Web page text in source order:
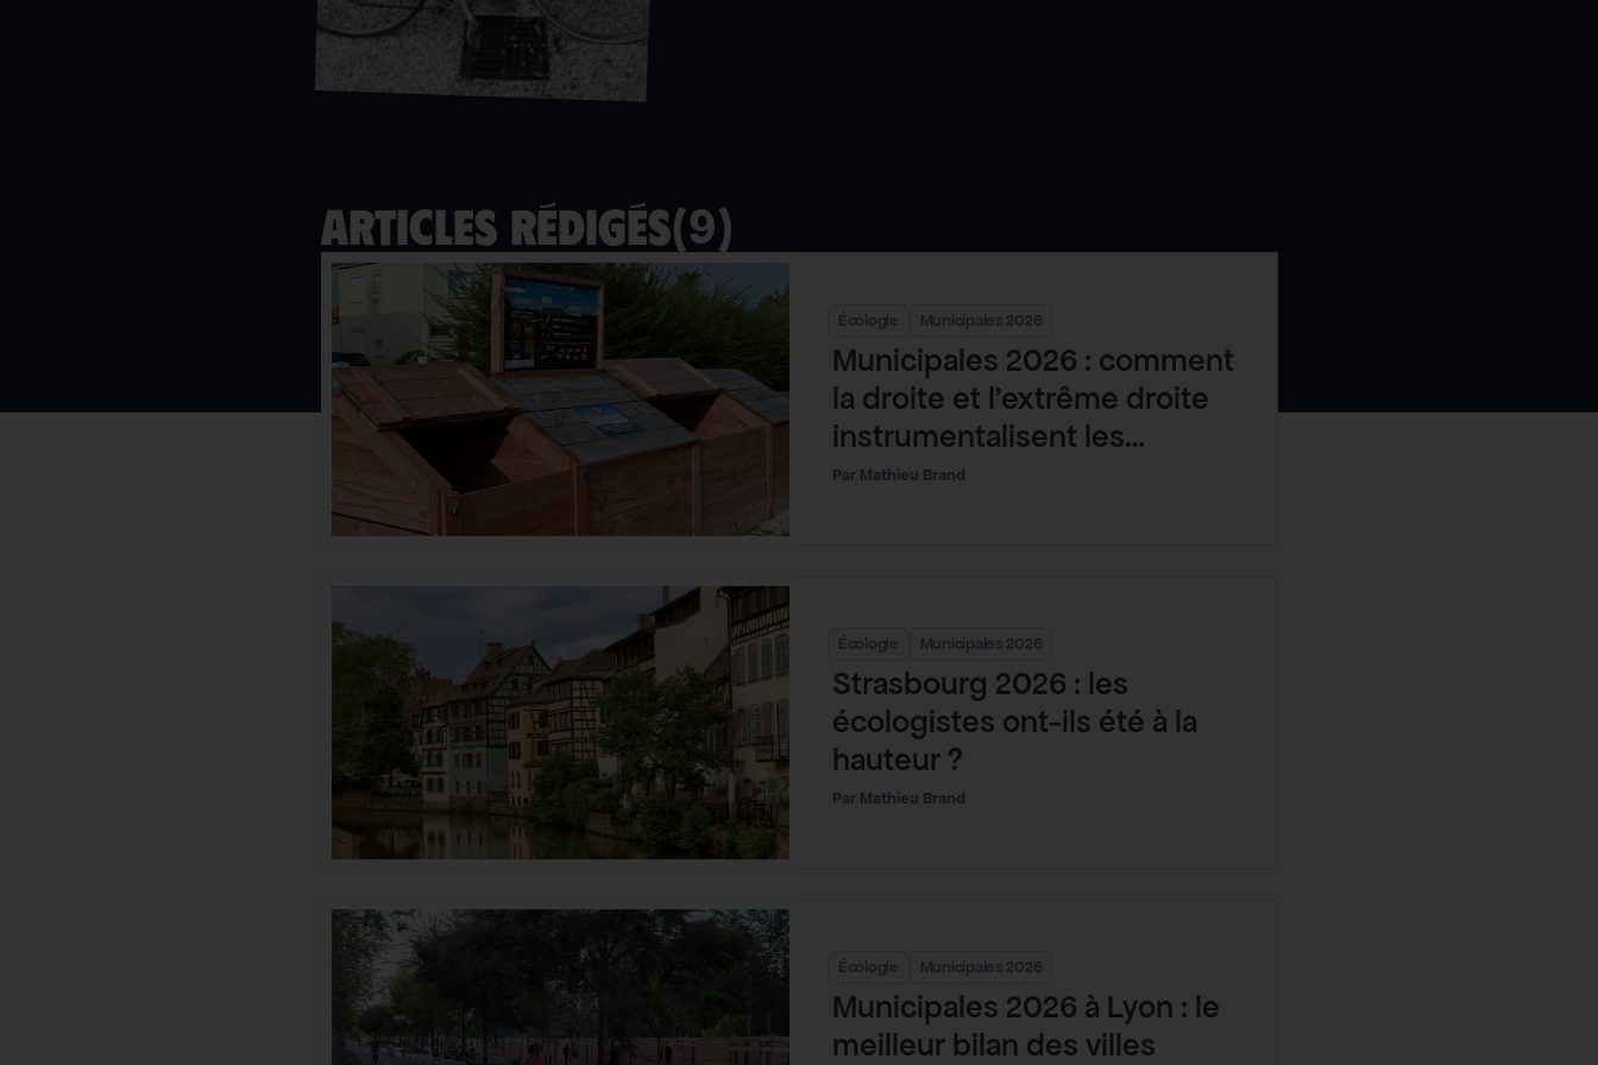
Articles rédigés(9)
Écologie Municipales 2026
Municipales 2026 : comment
la droite et l’extrême droite
instrumentalisent les
déchets
Mathieu Brand
Écologie Municipales 2026
Strasbourg 2026 : les
écologistes ont-ils été à la
hauteur ?
Mathieu Brand
Écologie Municipales 2026
Municipales 2026 à Lyon : le
meilleur bilan des villes